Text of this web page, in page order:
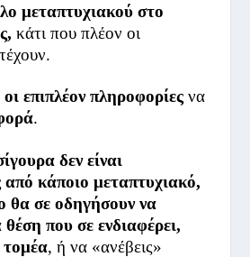
μεταπτυχιακού στο
κάτι που πλέον οι
οι επιπλέον πληροφορίεςνα
.
δεν είναι
από κάποιο μεταπτυχιακό,
θα σε οδηγήσουν να
θέση που σε ενδιαφέρει,
τομέα, ή να «ανέβεις»